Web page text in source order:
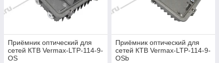
Приёмник оптический для
сетей КТВ Vermax-LTP-114-9-
OS
Приёмник оптический для
сетей КТВ Vermax-LTP-114-9-
OSb